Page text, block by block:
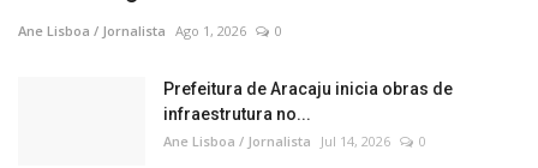
Ane Lisboa / Jornalista Ago 1, 2026 0
Prefeitura de Aracaju inicia obras de
infraestrutura no...
Ane Lisboa / Jornalista Jul 14, 2026 0